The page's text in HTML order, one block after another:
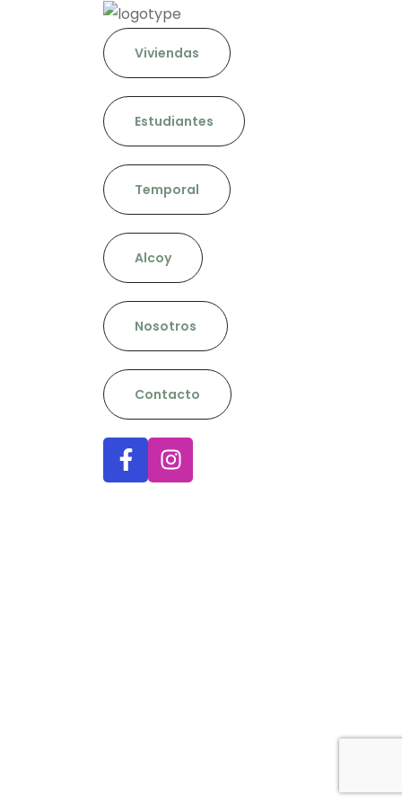
Viviendas
Estudiantes
Temporal
Alcoy
Nosotros
Contacto